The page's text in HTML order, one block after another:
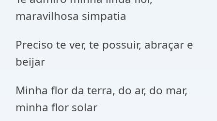
maravilhosa simpatia
Preciso te ver, te possuir, abraçar e
beijar
Minha flor da terra, do ar, do mar,
minha flor solar